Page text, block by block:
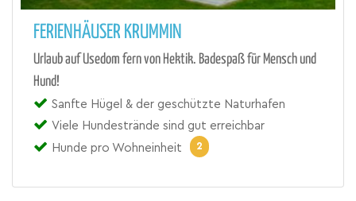
FERIENHÄUSER KRUMMIN
Urlaub auf Usedom fern von Hektik. Badespaß für Mensch und
Hund!
Sanfte Hügel & der geschützte Naturhafen
Viele Hundestrände sind gut erreichbar
Hunde pro Wohneinheit
2